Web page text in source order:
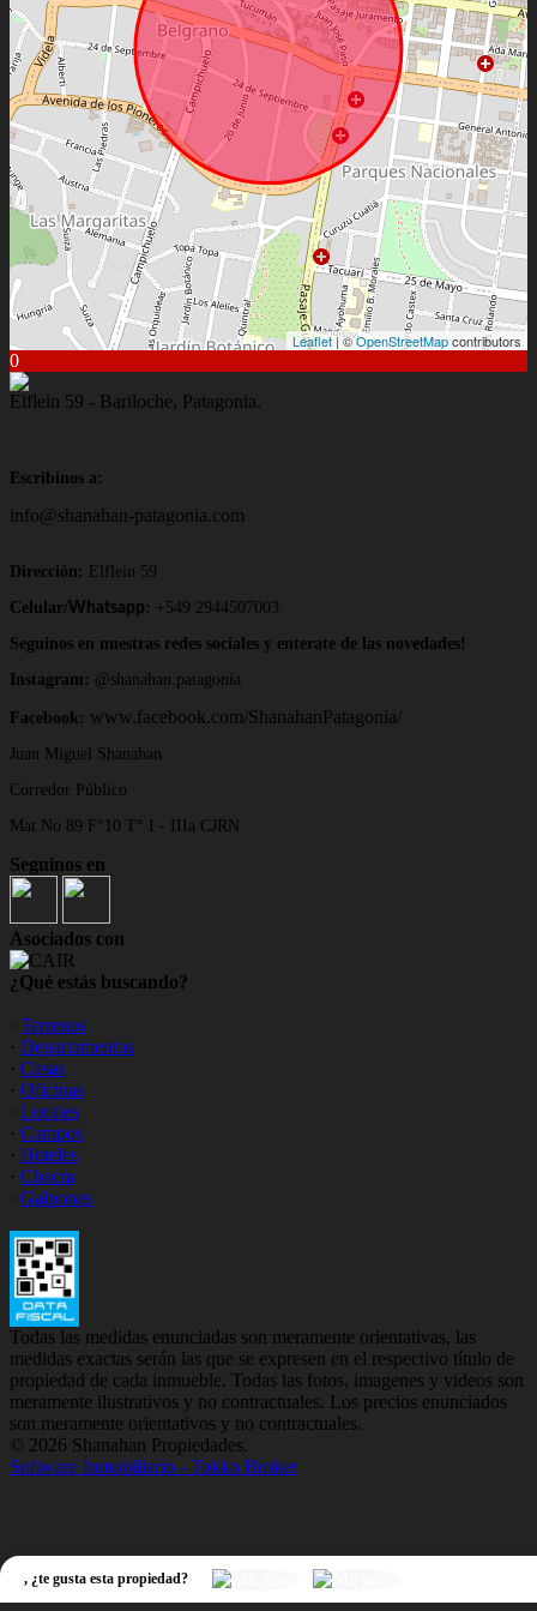
, ¿te gusta esta propiedad?
Leaflet| ©OpenStreetMapcontributors
0
Elflein 59 - Bariloche, Patagonia.
Escribinos a:
info@shanahan-patagonia.com
Dirección:
Elflein 59
Celular/Whatsapp : +549 2944507003
Seguinos en nuestras redes sociales y enterate de las novedades!
Instagram: @shanahan.patagonia
Facebook: www.facebook.com/ShanahanPatagonia/
Juan Miguel Shanahan
Corredor Público
Mat No 89 F°10 T° I - IIIa CJRN
Seguinos en
Asociados con
¿Qué estás buscando?
· Terrenos
· Departamentos
· Casas
· Oficinas
· Locales
· Campos
· Hoteles
· Chacra
· Galpones
Todas las medidas enunciadas son meramente orientativas, las
medidas exactas serán las que se expresen en el respectivo título de
propiedad de cada inmueble. Todas las fotos, imagenes y videos son
meramente ilustrativos y no contractuales. Los precios enunciados
son meramente orientativos y no contractuales.
© 2026 Shanahan Propiedades.
Software Inmobiliario - Tokko Broker